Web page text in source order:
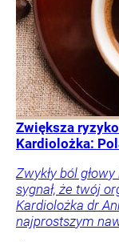
Zwiększa
Kardiolożka:
Zwykły ból
sygnał, że twój
Kardiolożka dr
najprostszym